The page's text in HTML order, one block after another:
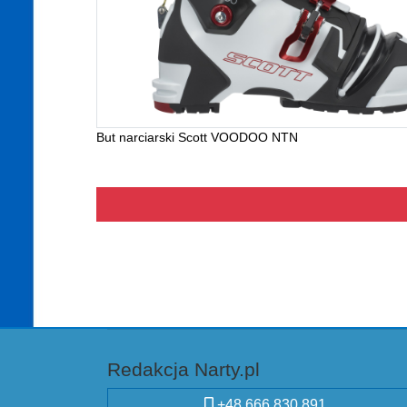
But narciarski Scott VOODOO NTN
Redakcja Narty.pl